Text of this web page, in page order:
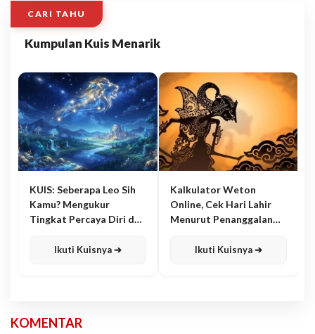
CARI TAHU
Kumpulan Kuis Menarik
KUIS: Seberapa Leo Sih
Kamu? Mengukur
Tingkat Percaya Diri dan
Ikuti Kuisnya ➔
Kalkulator Weton
Online, Cek Hari Lahir
Menurut Penanggalan
Ikuti Kuisnya ➔
KOMENTAR